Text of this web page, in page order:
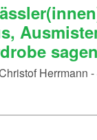
sagen
Herrmann